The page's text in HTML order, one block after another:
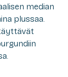
median
plussaa.